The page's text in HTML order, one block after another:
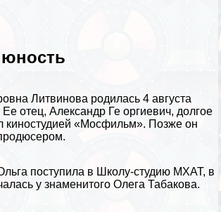
Литвинова родилась 4 августа
Ее отец, Александр Ге opгиевич, долгое
киностудией «Мосфильм». Позже он
поступила в Школу-студию МХАТ, в
у знаменитого Олега Табакова.